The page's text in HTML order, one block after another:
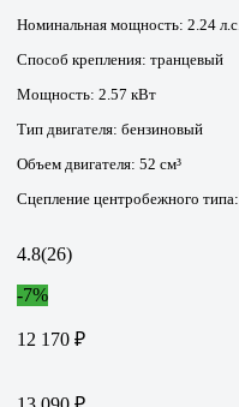
Номинальная мощность: 2.24 л.с.
Способ крепления: транцевый
Мощность: 2.57 кВт
Тип двигателя: бензиновый
Объем двигателя: 52 см³
Сцепление центробежного типа:
4.8(26)
-7%
12 170 ₽